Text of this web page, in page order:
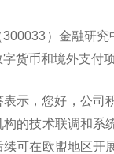
300033）金融研
字货币和境外支付
表示，您好，公司
构的技术联调和系
续可在欧盟地区开